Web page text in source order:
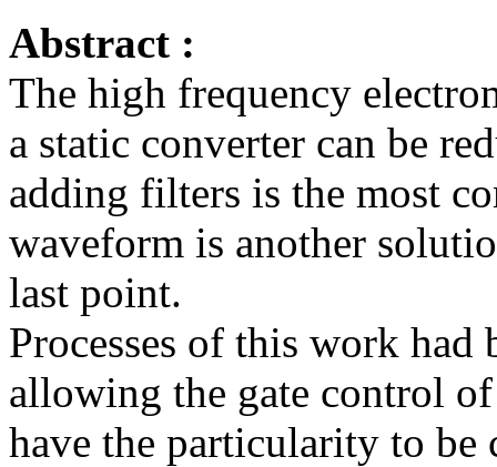
Abstract :
The high frequency
a static converter can be
adding filters is the most
waveform is another
last point.
Processes of this work had
allowing the gate control
have the particularity to be